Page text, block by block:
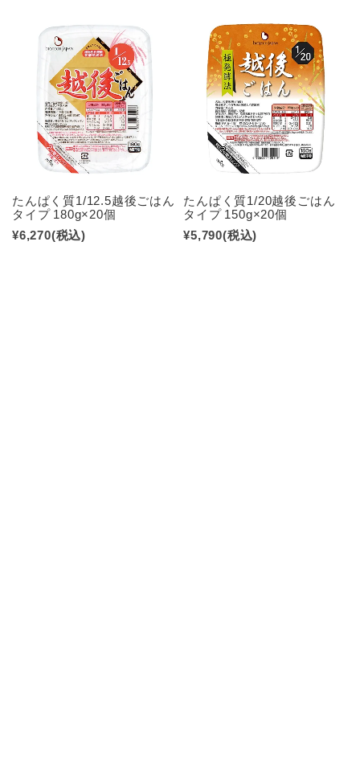
たんぱく質1/12.5越後ごはん
タイプ 180g×20個
¥6,270(税込)
たんぱく質1/20越後ごはん
タイプ 150g×20個
¥5,790(税込)